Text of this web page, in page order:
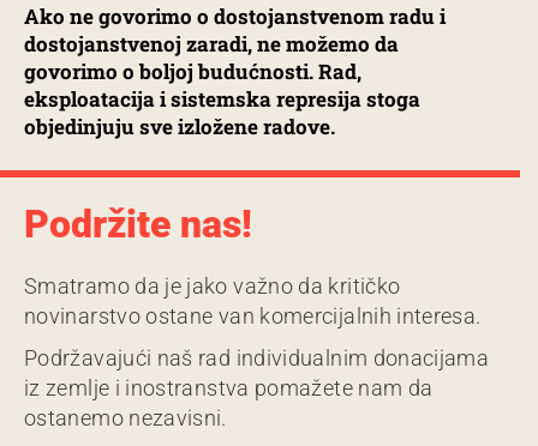
Ako ne govorimo o dostojanstvenom radu i
dostojanstvenoj zaradi, ne možemo da
govorimo o boljoj budućnosti. Rad,
eksploatacija i sistemska represija stoga
objedinjuju sve izložene radove.
Podržite nas!
Smatramo da je jako važno da kritičko
novinarstvo ostane van komercijalnih interesa.
Podržavajući naš rad individualnim donacijama
iz zemlje i inostranstva pomažete nam da
ostanemo nezavisni.